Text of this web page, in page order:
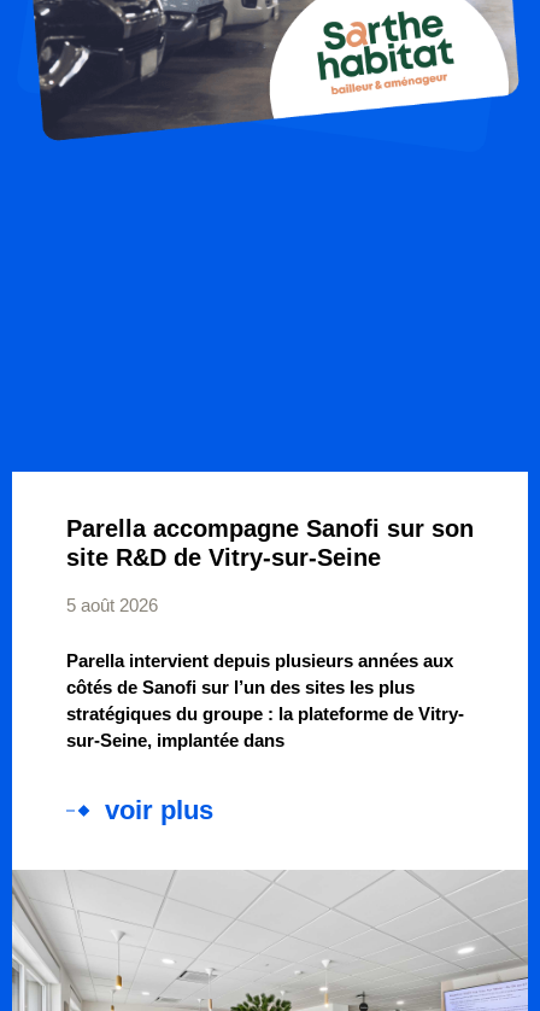
Parella accompagne Sanofi sur son
site R&D de Vitry-sur-Seine
5 août 2026
Parella intervient depuis plusieurs années aux
côtés de Sanofi sur l’un des sites les plus
stratégiques du groupe : la plateforme de Vitry-
sur-Seine, implantée dans
voir plus